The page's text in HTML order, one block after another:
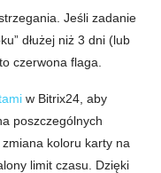
Jeśli zadanie
dłużej niż 3 dni (lub
czerwona flaga.
w Bitrix24, aby
poszczególnych
koloru karty na
limit czasu. Dzięki